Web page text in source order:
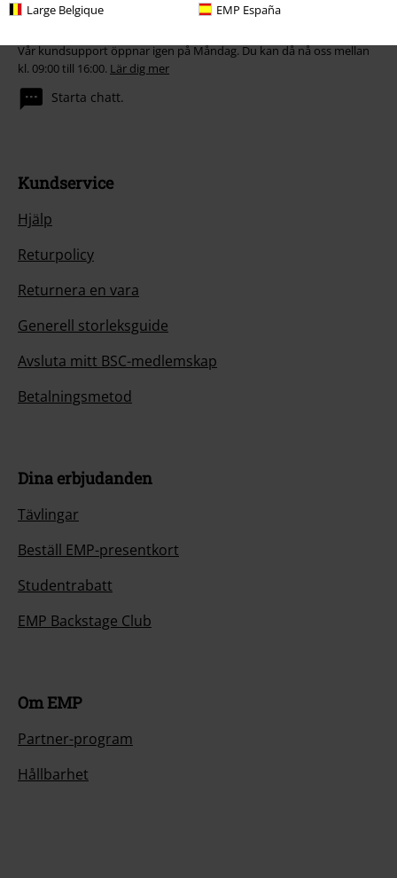
Large Belgique EMP España
Vår kundsupport öppnar igen på Måndag. Du kan då nå oss mellan
kl. 09:00 till 16:00. Lär dig mer
Starta chatt.
Kundservice
Hjälp
Returpolicy
Returnera en vara
Generell storleksguide
Avsluta mitt BSC-medlemskap
Betalningsmetod
Dina erbjudanden
Tävlingar
Beställ EMP-presentkort
Studentrabatt
EMP Backstage Club
Om EMP
Partner-program
Hållbarhet